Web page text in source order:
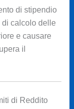
di stipendio
di calcolo delle
e causare
il
di Reddito